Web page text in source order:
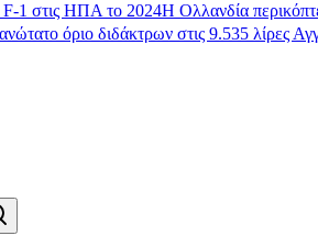
F-1 στις ΗΠΑ το 2024Η Ολλανδία
όριο διδάκτρων στις 9.535 λίρες